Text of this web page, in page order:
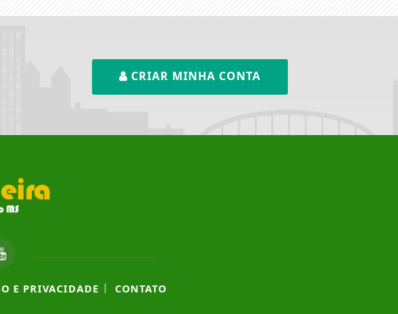
CRIAR MINHA CONTA
E PRIVACIDADE | CONTATO